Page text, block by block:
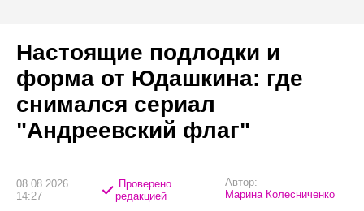
Настоящие подлодки и
форма от Юдашкина: где
снимался сериал
"Андреевский флаг"
08.08.2026
14:27
Проверено
редакцией
Автор:
Марина Колесниченко